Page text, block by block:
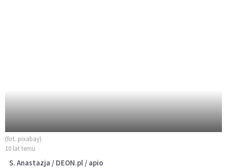
(fot. pixabay)
10 lat temu
S. Anastazja / DEON.pl / apio